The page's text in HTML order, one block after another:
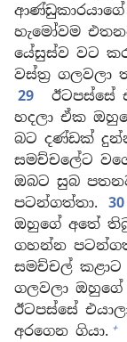
හැමෝවම
යේසුස්ව වට
වස්ත්‍ර ගලවලා
29
ඊටපස්සේ
හදලා ඒක
බට දණ්ඩක්
සමච්චලේට
ඔබට සුබ
පටන්ගත්තා.
30
ඔහුගේ අතේ
ගහන්න
සමච්චල් කළාට
ගලවලා ඔහුගේ
ඊටපස්සේ
අරගෙන ගියා. +